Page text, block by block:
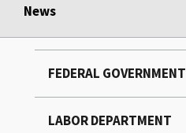
News
FEDERAL GOVERNMENT
LABOR DEPARTMENT